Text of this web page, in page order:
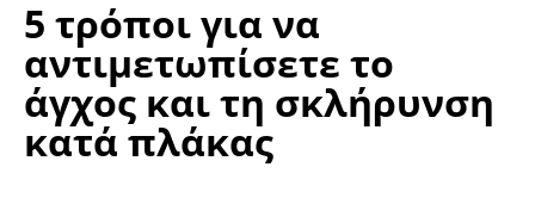
5 τρόποι για να
αντιμετωπίσετε το
άγχος και τη σκλήρυνση
κατά πλάκας